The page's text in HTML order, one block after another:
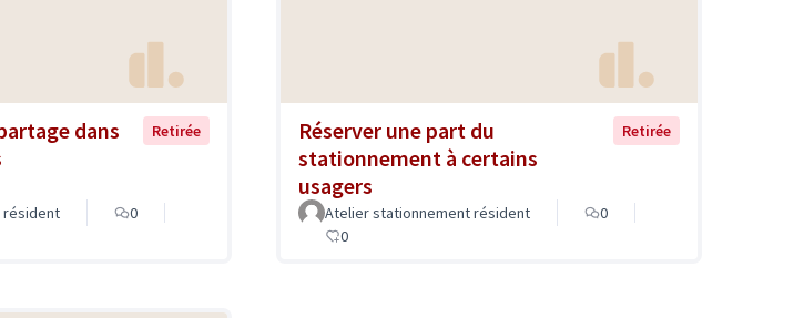
dans
Retirée
résident
0
Réserver une part du
stationnement à certains
usagers
Retirée
Atelier stationnement résident
0
0